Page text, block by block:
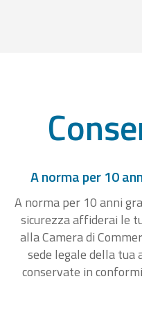
A norma per 10
A norma per 10 anni
sicurezza affiderai le
alla Camera di
sede legale della tua
conservate in